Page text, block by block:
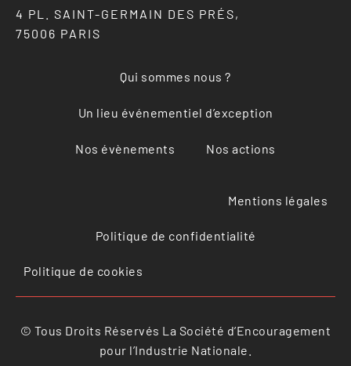
4 PL. SAINT-GERMAIN DES PRÉS,
75006 PARIS
Qui sommes nous ?
Un lieu événementiel d’exception
Nos évènements Nos actions
Mentions légales
Politique de confidentialité
Politique de cookies
© Tous Droits Réservés La Société d’Encouragement
pour l’Industrie Nationale.